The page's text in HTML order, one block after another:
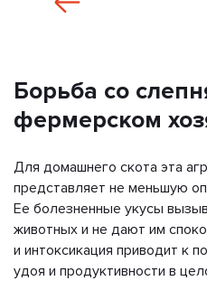
Борьба со
фермерском
Для домашнего скота эта
представляет не меньшую
Ее болезненные укусы
животных и не дают им
и интоксикация приводит к
удоя и продуктивности в